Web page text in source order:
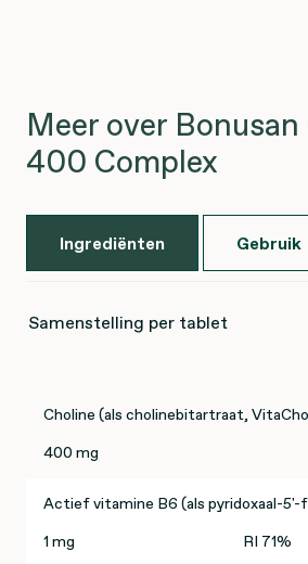
Meer over
400 Complex
Ingrediënten Gebruik
Samenstelling per tablet
Choline (als cholinebitartraat,
400 mg
Actief vitamine B6 (als pyridoxaal-
1 mg
RI 71%